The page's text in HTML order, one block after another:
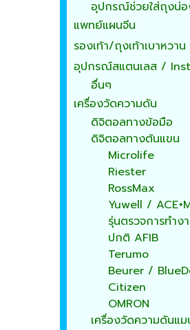
อุปกรณ์ช่วยใส่ถุงน่
แพทย์แผนจีน
รองเท้า/ถุงเท้าเบาหวาน
อุปกรณ์สแตนเลส /
อื่นๆ
เครื่องวัดความดัน
ดิจิตอลทางข้อมือ
ดิจิตอลทางต้นแขน
Microlife
Riester
RossMax
Yuwell /
รุ่นตรวจการทำง
ปกติ AFIB
Terumo
Beurer /
Citizen
OMRON
เครื่องวัดความดันแ